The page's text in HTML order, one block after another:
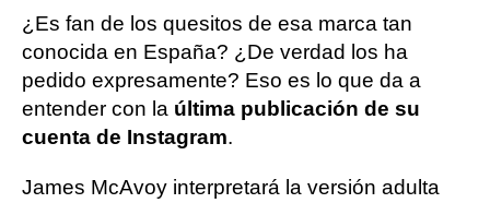
¿Es fan de los quesitos de esa marca tan
conocida en España? ¿De verdad los ha
pedido expresamente? Eso es lo que da a
entender con la última publicación de su
cuenta de Instagram.
James McAvoy interpretará la versión adulta